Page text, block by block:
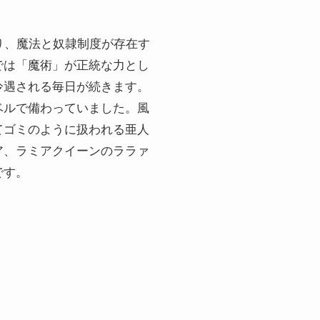
魔法と奴隷制度が存在す
「魔術」が正統な力とし
される毎日が続きます。
で備わっていました。風
ミのように扱われる亜人
ラミアクイーンのララァ
。